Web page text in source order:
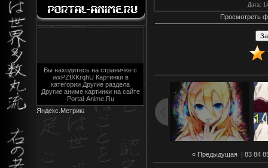
Вы находитесь на страничке с
wxPZfXKrqhU Картинки в
категории Другие раздела
Другие аниме картинки на сайте
Portal-Anime.Ru
Дата:
Просмотреть
« Предыдущая | 83 84